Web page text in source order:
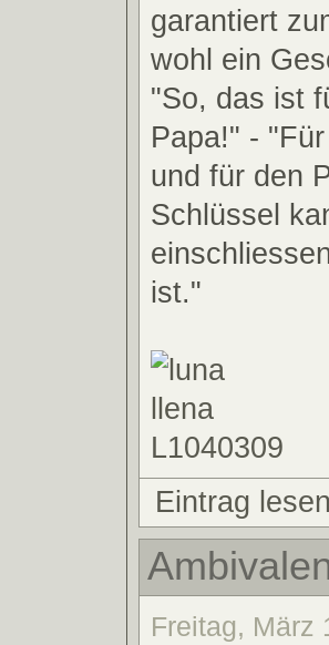
garantiert
wohl ein
"So, das ist
Papa!" -
und für den
Schlüssel
ist."
Eintrag lesen
Freitag, März